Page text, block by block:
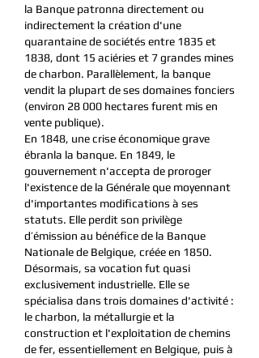
la Banque patronna directement ou
indirectement la création d'une
quarantaine de sociétés entre 1835 et
1838, dont 15 aciéries et 7 grandes mines
de charbon. Parallèlement, la banque
vendit la plupart de ses domaines fonciers
(environ 28 000 hectares furent mis en
vente publique).
En 1848, une crise économique grave
ébranla la banque. En 1849, le
gouvernement n'accepta de proroger
l'existence de la Générale que moyennant
d'importantes modifications à ses
statuts. Elle perdit son privilège
d’émission au bénéfice de la Banque
Nationale de Belgique, créée en 1850.
Désormais, sa vocation fut quasi
exclusivement industrielle. Elle se
spécialisa dans trois domaines d'activité :
le charbon, la métallurgie et la
construction et l'exploitation de chemins
de fer, essentiellement en Belgique, puis à